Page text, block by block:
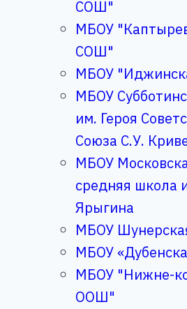
СОШ"
МБОУ
СОШ"
МБОУ
МБОУ
им. Героя
Союза С.У.
МБОУ
средняя школа
Ярыгина
МБОУ
МБОУ
МБОУ "Нижне-
ООШ"